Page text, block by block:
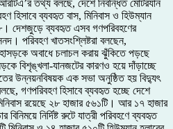
তথ্য বলছে, দেশে নিবন্ধিত মোটরযান
হিসাবে ব্যবহৃত বাস, মিনিবাস ও হিউম্যান
দেশজুড়ে ব্যবহৃত এসব গণপরিবহণের
পরিবহণ খাতসংশ্লিষ্টরা বলছেন,
অবাধে চলাচল করায় ঝুঁকিতে পড়ছে
বিশৃঙ্খলা-যানজটের কারণও হয়ে দাঁড়াচ্ছে
উন্নয়নবিষয়ক এক সভা অনুষ্ঠিত হয় বিদ্যুৎ
গণপরিবহণ হিসাবে ব্যবহৃত হচ্ছে দেশে
রয়েছে ২৮ হাজার ৫৬১টি। আর ১৭ হাজার
নির্দিষ্ট রুটে যাত্রী পরিবহণে ব্যবহৃত